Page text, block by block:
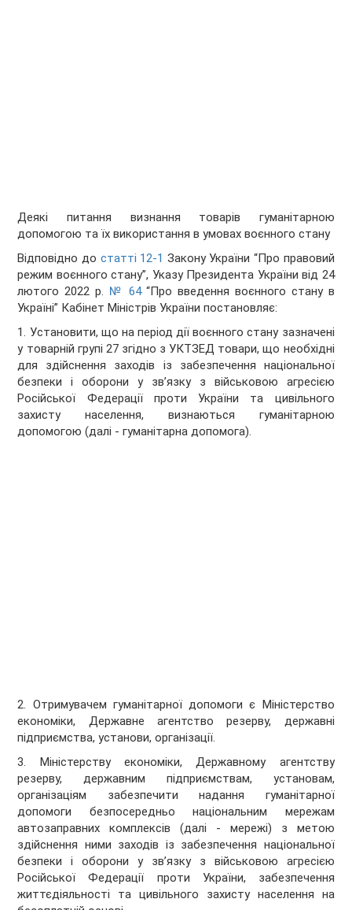
Деякі питання визнання товарів гуманітарною
допомогою та їх використання в умовах воєнного стану
Відповідно до статті 12-1 Закону України “Про правовий
режим воєнного стану”, Указу Президента України від 24
лютого 2022 р. № 64“Про введення воєнного стану в
Україні” Кабінет Міністрів Українипостановляє:
1. Установити, що на період дії воєнного стану зазначені
у товарній групі 27 згідно з УКТЗЕД товари, що необхідні
для здійснення заходів із забезпечення національної
безпеки і оборони у зв’язку з військовою агресією
Російської Федерації проти України та цивільного
захисту населення, визнаються гуманітарною
допомогою (далі - гуманітарна допомога).
2. Отримувачем гуманітарної допомоги є Міністерство
економіки, Державне агентство резерву, державні
підприємства, установи, організації.
3. Міністерству економіки, Державному агентству
резерву, державним підприємствам, установам,
організаціям забезпечити надання гуманітарної
допомоги безпосередньо національним мережам
автозаправних комплексів (далі - мережі) з метою
здійснення ними заходів із забезпечення національної
безпеки і оборони у зв’язку з військовою агресією
Російської Федерації проти України, забезпечення
життєдіяльності та цивільного захисту населення на